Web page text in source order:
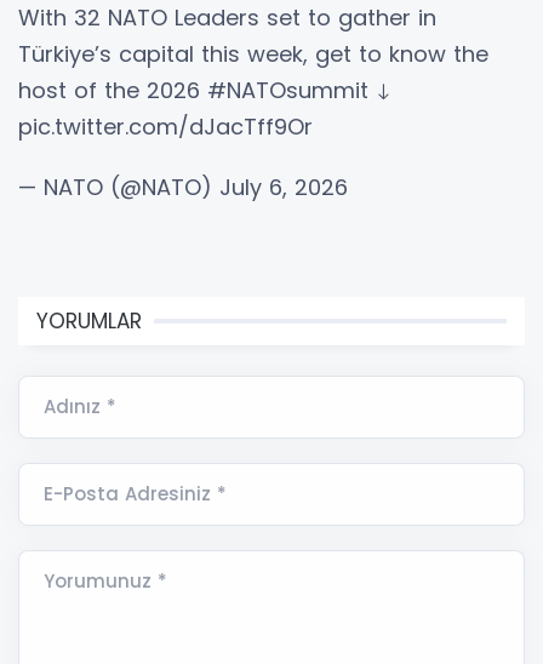
With 32 NATO Leaders set to gather in
Türkiye’s capital this week, get to know the
host of the 2026 #NATOsummit ↓
pic.twitter.com/dJacTff9Or
— NATO (@NATO) July 6, 2026
YORUMLAR
Adınız *
E-Posta Adresiniz *
Yorumunuz *